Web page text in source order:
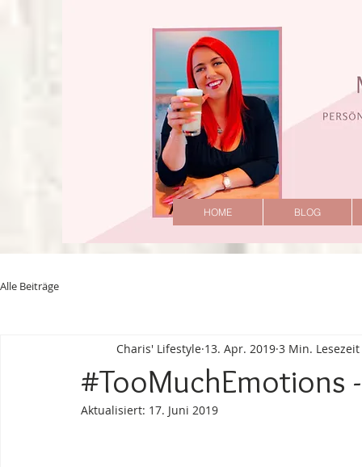
HOME BLOG
Alle Beiträge
#TooMuchEmotions
Charis' Lifestyle 13. Apr. 2019 3 Min. Lesezeit
Aktualisiert: 17. Juni 2019